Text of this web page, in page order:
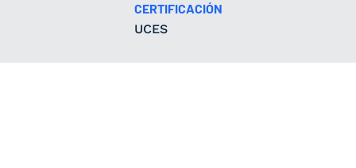
CERTIFICACIÓN
UCES